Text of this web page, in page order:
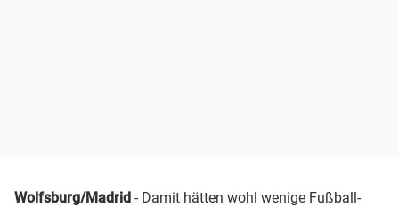
Wolfsburg/Madrid - Damit hätten wohl wenige Fußball-